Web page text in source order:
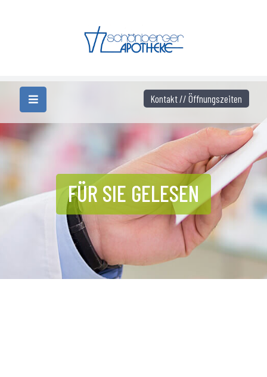
FÜR SIE GELESEN
Kontakt // Öffnungszeiten